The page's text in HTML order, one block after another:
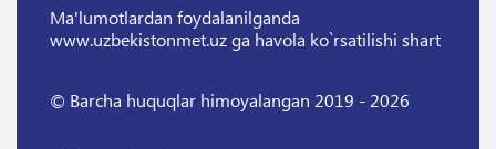
Ma'lumotlardan foydalanilganda
www.uzbekistonmet.uz ga havola ko`rsatilishi shart
© Barcha huquqlar himoyalangan 2019 - 2026